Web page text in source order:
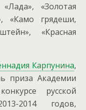
«Золотая
«Камо грядеши,
«Красная
Карпунина,
приза Академии
русской
2014 годов,